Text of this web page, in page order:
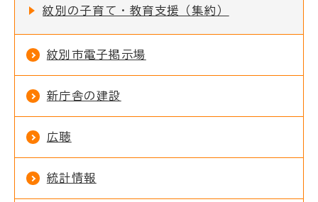
紋別の子育て・教育支援（集約）
紋別市電子掲示場
新庁舎の建設
広聴
統計情報